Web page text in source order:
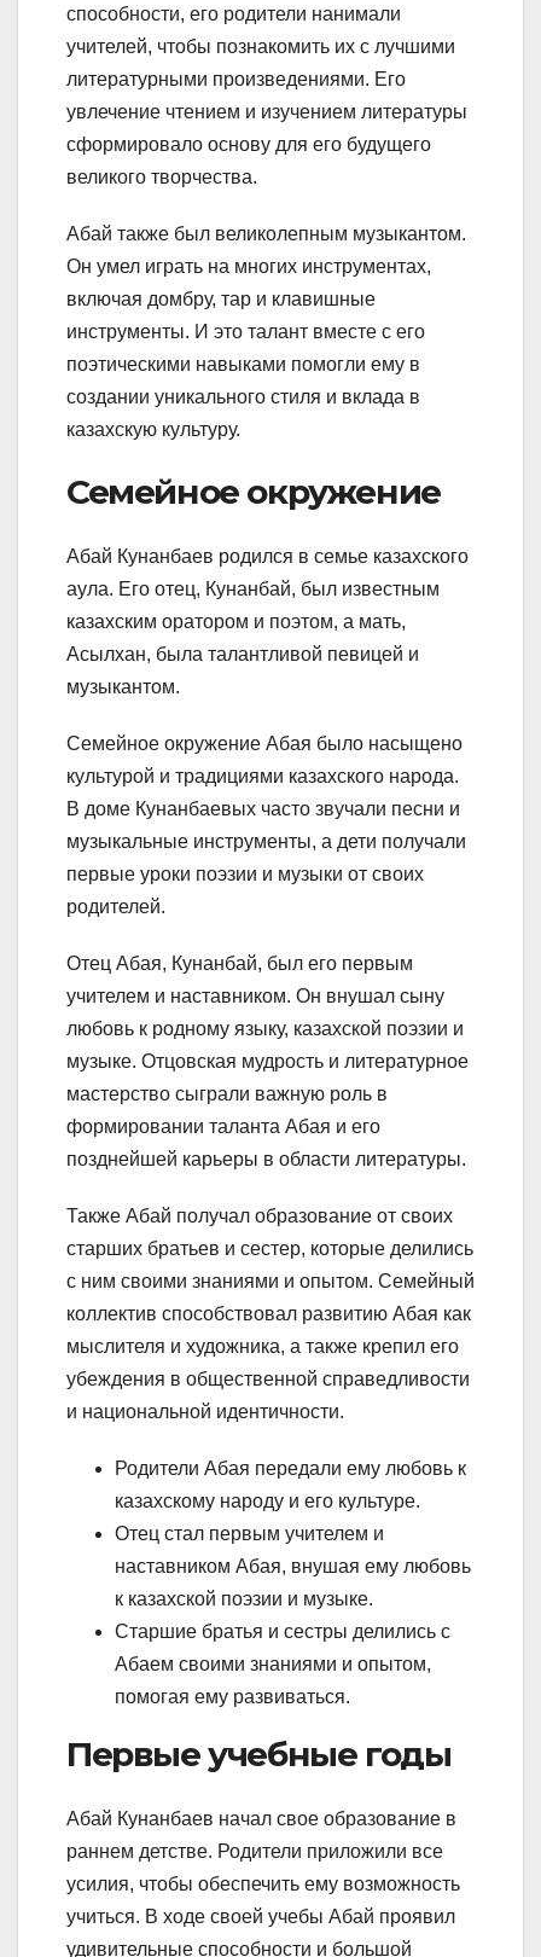
способности, его родители нанимали
учителей, чтобы познакомить их с лучшими
литературными произведениями. Его
увлечение чтением и изучением литературы
сформировало основу для его будущего
великого творчества.
Абай также был великолепным музыкантом.
Он умел играть на многих инструментах,
включая домбру, тар и клавишные
инструменты. И это талант вместе с его
поэтическими навыками помогли ему в
создании уникального стиля и вклада в
казахскую культуру.
Семейное окружение
Абай Кунанбаев родился в семье казахского
аула. Его отец, Кунанбай, был известным
казахским оратором и поэтом, а мать,
Асылхан, была талантливой певицей и
музыкантом.
Семейное окружение Абая было насыщено
культурой и традициями казахского народа.
В доме Кунанбаевых часто звучали песни и
музыкальные инструменты, а дети получали
первые уроки поэзии и музыки от своих
родителей.
Отец Абая, Кунанбай, был его первым
учителем и наставником. Он внушал сыну
любовь к родному языку, казахской поэзии и
музыке. Отцовская мудрость и литературное
мастерство сыграли важную роль в
формировании таланта Абая и его
позднейшей карьеры в области литературы.
Также Абай получал образование от своих
старших братьев и сестер, которые делились
с ним своими знаниями и опытом. Семейный
коллектив способствовал развитию Абая как
мыслителя и художника, а также крепил его
убеждения в общественной справедливости
и национальной идентичности.
Родители Абая передали ему любовь к
казахскому народу и его культуре.
Отец стал первым учителем и
наставником Абая, внушая ему любовь
к казахской поэзии и музыке.
Старшие братья и сестры делились с
Абаем своими знаниями и опытом,
помогая ему развиваться.
Первые учебные годы
Абай Кунанбаев начал свое образование в
раннем детстве. Родители приложили все
усилия, чтобы обеспечить ему возможность
учиться. В ходе своей учебы Абай проявил
удивительные способности и большой